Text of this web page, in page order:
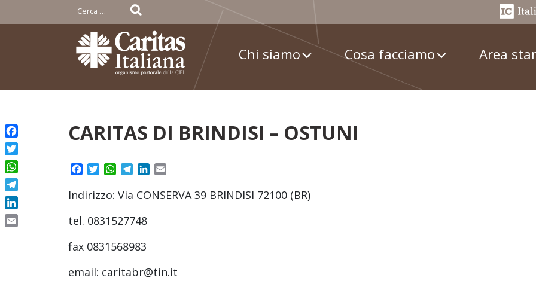
Skip
to
content
Ricerca
per:
Chi siamo Cosa facciamo Area
CARITAS DI BRINDISI – OSTUNI
Facebook
TwitterWhatsApp
TelegramLinkedIn
Indirizzo: Via CONSERVA 39 BRINDISI 72100 (BR)
tel. 0831527748
fax 0831568983
email: caritabr@tin.it
Facebook
Twitter
WhatsApp
Telegram
LinkedIn